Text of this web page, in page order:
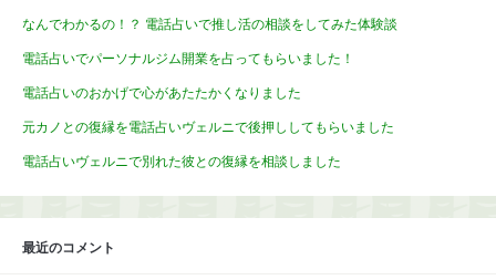
なんでわかるの！？ 電話占いで推し活の相談をしてみた体験談
電話占いでパーソナルジム開業を占ってもらいました！
電話占いのおかげで心があたたかくなりました
元カノとの復縁を電話占いヴェルニで後押ししてもらいました
電話占いヴェルニで別れた彼との復縁を相談しました
最近のコメント